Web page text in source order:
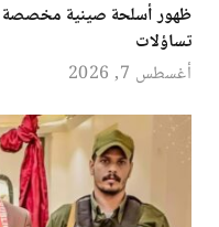
ظهور أسلحة صينية مخصصة
تساؤلات
أغسطس 7, 2026